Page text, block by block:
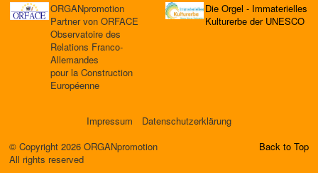
ORGANpromotion
Partner von ORFACE
Observatoire des
Relations Franco-
Allemandes
pour la Construction
Européenne
Die Orgel - Immaterielles
Kulturerbe der UNESCO
Impressum
Datenschutzerklärung
© Copyright 2026 ORGANpromotion
All rights reserved
Back to Top